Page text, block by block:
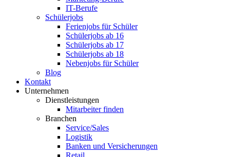
IT-Berufe
Schülerjobs
Ferienjobs für Schüler
Schülerjobs ab 16
Schülerjobs ab 17
Schülerjobs ab 18
Nebenjobs für Schüler
Blog
Kontakt
Unternehmen
Dienstleistungen
Mitarbeiter finden
Branchen
Service/Sales
Logistik
Banken und Versicherungen
Retail